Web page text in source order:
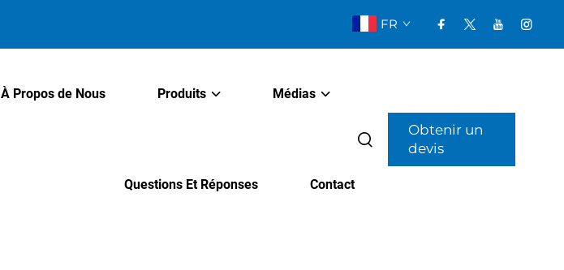
FR
À Propos de Nous Produits Médias
Questions Et Réponses Contact
Obtenir un
devis